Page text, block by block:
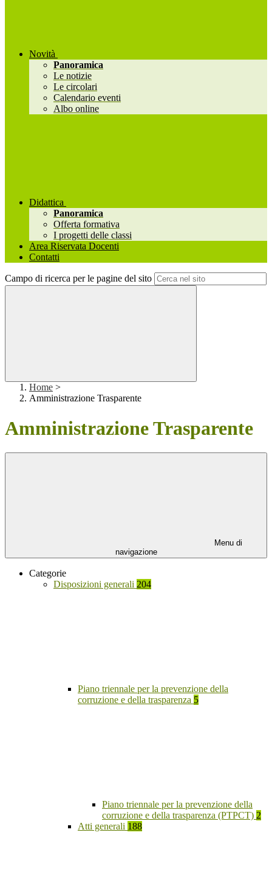
Novità
Panoramica
Le notizie
Le circolari
Calendario eventi
Albo online
Didattica
Panoramica
Offerta formativa
I progetti delle classi
Area Riservata Docenti
Contatti
Campo di ricerca per le pagine del sito
Home >
Amministrazione Trasparente
Amministrazione Trasparente
Menu di
navigazione
Categorie
Disposizioni generali 204
Piano triennale per la prevenzione della
corruzione e della trasparenza 5
Piano triennale per la prevenzione della
corruzione e della trasparenza (PTPCT) 2
Atti generali 188